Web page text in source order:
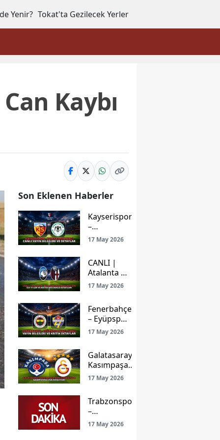
Yenir? Tokat'ta Gezilecek Yerler
Kaybı
Son Eklenen Haberler
Kayserispor
–
Konyaspor
Maçı Canlı
Bilgileri ve
Detaylar
17 May 2026
CANLI |
Atalanta –
Bologna
Maçı
İşte İlk
11’ler ve
Kritik
Detayları
17 May 2026
Fenerbahçe
– Eyüpspor
Maçı Canlı
Yayın
Kritik
Detaylar
17 May 2026
Galatasaray
Kasımpaşa
Deplasmanında
Şampiyonluğa
17 May 2026
Trabzonspor
–
Gençlerbirliği
Maçı: Ligde
17 May 2026